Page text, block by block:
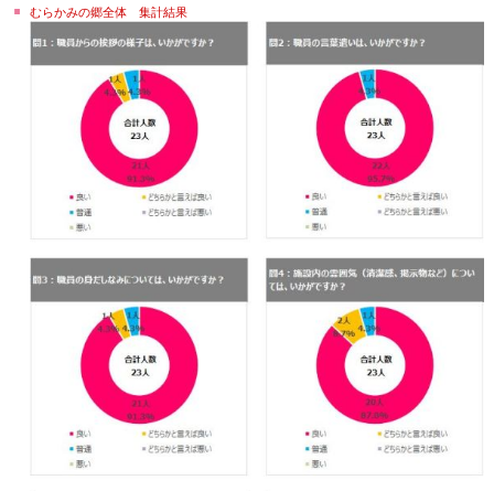
むらかみの郷全体 集計結果